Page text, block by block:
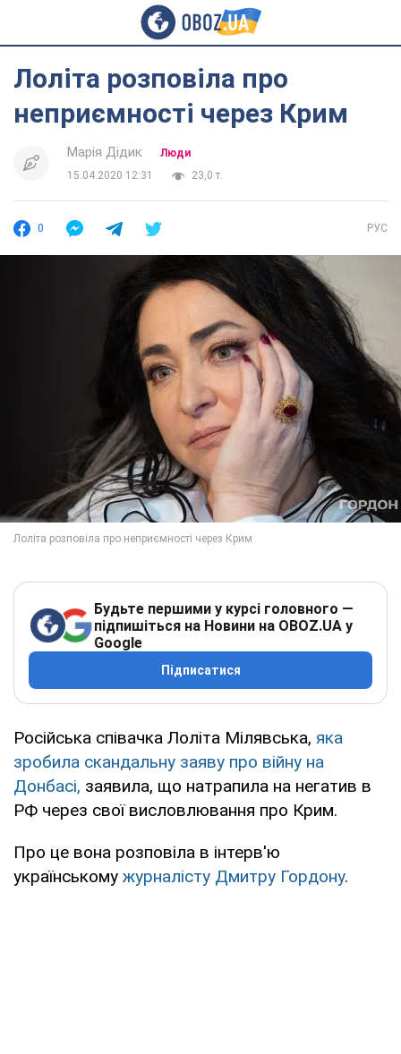
Лоліта розповіла про
неприємності через Крим
Марія Дідик
Люди
15.04.2020 12:31
23,0 т.
0 РУС
Будьте першими у курсі головного —
підпишіться на Новини на OBOZ.UA у
Google
Підписатися
Російська співачка Лоліта Мілявська, яка
зробила скандальну заяву про війну на
Донбасі, заявила, що натрапила на негатив в
РФ через свої висловлювання про Крим.
Про це вона розповіла в інтерв'ю
українському журналісту Дмитру Гордону.